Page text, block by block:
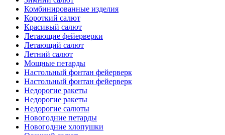
Комбинированные изделия
Короткий салют
Красивый салют
Летающие фейерверки
Летающий салют
Летний салют
Мощные петарды
Настольный фонтан фейерверк
Настольный фонтан фейерверк
Недорогие ракеты
Недорогие ракеты
Недорогие салюты
Новогодние петарды
Новогодние хлопушки